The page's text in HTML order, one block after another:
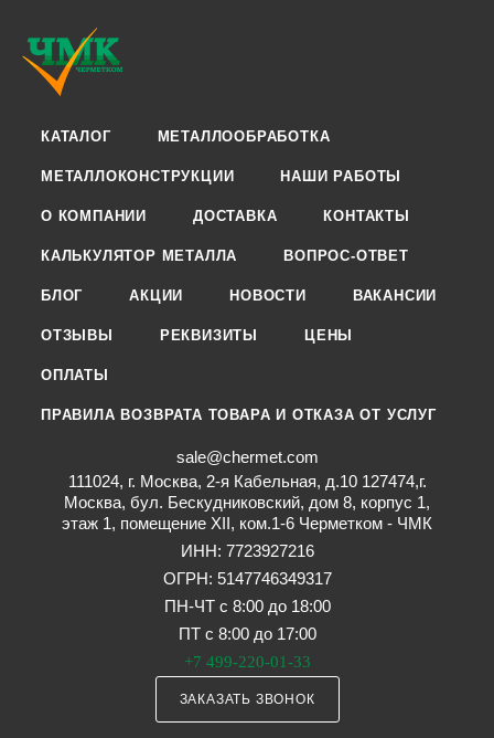
КАТАЛОГ МЕТАЛЛООБРАБОТКА
МЕТАЛЛОКОНСТРУКЦИИ НАШИ РАБОТЫ
О КОМПАНИИ ДОСТАВКА КОНТАКТЫ
КАЛЬКУЛЯТОР МЕТАЛЛА ВОПРОС-ОТВЕТ
БЛОГ АКЦИИ НОВОСТИ ВАКАНСИИ
ОТЗЫВЫ РЕКВИЗИТЫ ЦЕНЫ
ОПЛАТЫ
ПРАВИЛА ВОЗВРАТА ТОВАРА И ОТКАЗА ОТ УСЛУГ
sale@chermet.com
111024, г. Москва, 2-я Кабельная, д.10 127474,г.
Москва, бул. Бескудниковский, дом 8, корпус 1,
этаж 1, помещение XII, ком.1-6 Черметком - ЧМК
ИНН: 7723927216
ОГРН: 5147746349317
ПН-ЧТ с 8:00 до 18:00
ПТ с 8:00 до 17:00
+7 499-220-01-33
ЗАКАЗАТЬ ЗВОНОК